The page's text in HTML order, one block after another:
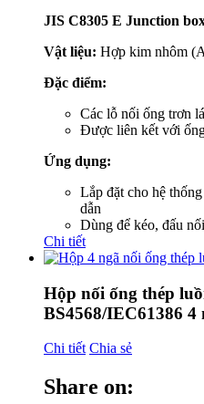
JIS C8305 E Junction
Vật liệu: Hợp kim nhôm
Đặc điểm:
Các lỗ nối ống trơn
Được liên kết với
Ứng dụng:
Lắp đặt cho hệ
dẫn
Dùng để kéo, đấu
Chi tiết
Hộp nối ống thép
BS4568/IEC61386 4
Chi tiết Chia sẻ
Share on: